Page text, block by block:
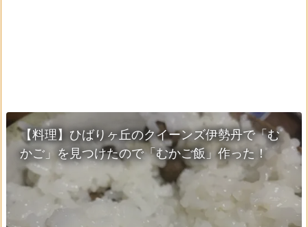
【料理】ひばりヶ丘のクイーンズ伊勢丹で「む
かご」を見つけたので「むかご飯」作った！